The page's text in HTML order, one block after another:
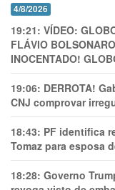
4/8/2026
19:21: VÍDEO:
FLÁVIO
INOCENTADO!
19:06: DERROTA!
CNJ comprovar
18:43: PF identifica
Tomaz para esposa
18:28: Governo